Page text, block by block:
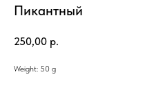
Пикантный
250,00 р.
Weight: 50 g